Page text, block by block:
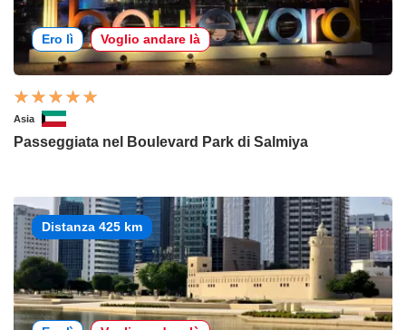
Ero lì Voglio andare là
Asia
Passeggiata nel Boulevard Park di Salmiya
Distanza 425 km